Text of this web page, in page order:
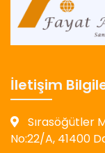
İletişim
Sırasöğütler
No:22/A, 41400